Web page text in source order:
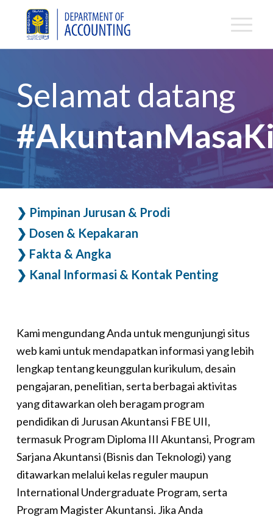
Selamat datang
❯ Pimpinan Jurusan & Prodi
❯ Dosen & Kepakaran
❯ Fakta & Angka
❯ Kanal Informasi & Kontak Penting
Kami mengundang Anda untuk mengunjungi situs
web kami untuk mendapatkan informasi yang lebih
lengkap tentang keunggulan kurikulum, desain
pengajaran, penelitian, serta berbagai aktivitas
yang ditawarkan oleh beragam program
pendidikan di Jurusan Akuntansi FBE UII,
termasuk Program Diploma III Akuntansi, Program
Sarjana Akuntansi (Bisnis dan Teknologi) yang
ditawarkan melalui kelas reguler maupun
International Undergraduate Program, serta
Program Magister Akuntansi. Jika Anda